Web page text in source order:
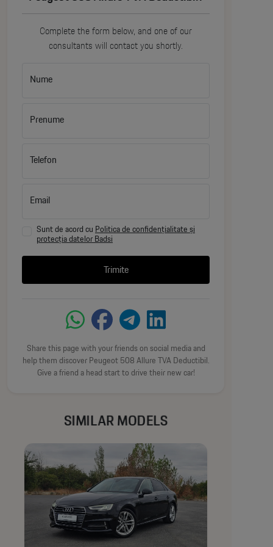
Vopsire metalizată
Oglinzi exterioare cu reglaj electric, încălzite și
Baghete ornament uși cromate
Lumini de zi LED
Proiectoare ceață
Pachet Vizibilitate (senzor ploaie, aprindere automată
faruri, oglindă interioară heliomată)
Interior:
Tapițerie stofa/piele
Complete the form below, and one of our
consultants will contact you shortly.
Nume
Prenume
Telefon
Email
Sunt de acord cuPolitica de confidențialitate și
protecția datelor Badsi
Trimite
Share this page with your friends on social media and
help them discover Peugeot 508 Allure TVA Deductibil.
Give a friend a head start to drive their new car!
SIMILAR MODELS